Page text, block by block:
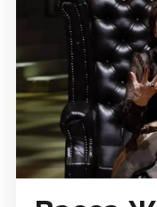
Декабрь 2026
Январь 2027
Театр
Август 2026
Сентябрь 2026
Октябрь 2026
Ноябрь 2026